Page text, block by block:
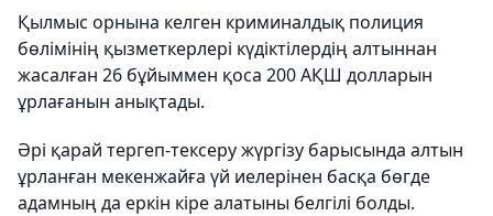
Қылмыс орнына келген криминалдық полиция
бөлімінің қызметкерлері күдіктілердің алтыннан
жасалған 26 бұйыммен қоса 200 АҚШ долларын
ұрлағанын анықтады.
Әрі қарай тергеп-тексеру жүргізу барысында алтын
ұрланған мекенжайға үй иелерінен басқа бөгде
адамның да еркін кіре алатыны белгілі болды.